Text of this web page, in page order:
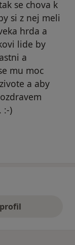
se chova k
si z nej meli
hrda a
lide by
a
mu moc
a aby
:-)
byl odstraněn